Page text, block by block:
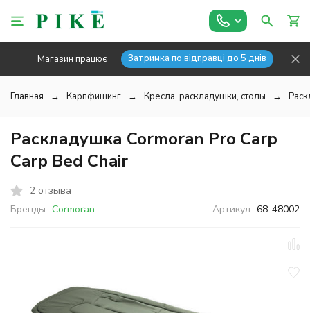
Магазин працює Затримка по відправці до 5 днів
Главная Карпфишинг Кресла, раскладушки, столы
Раскладушка Cormoran Pro Carp
Carp Bed Chair
2 отзыва
Бренды: Cormoran Артикул: 68-48002